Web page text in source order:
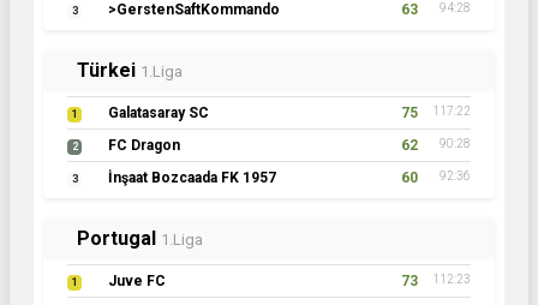
3 >GerstenSaftKommando 63 94:28
Türkei 1.Liga
1 Galatasaray SC 75 117:22
2 FC Dragon 62 90:28
3 İnşaat Bozcaada FK 1957 60 92:36
Portugal 1.Liga
1 Juve FC 73 112:23